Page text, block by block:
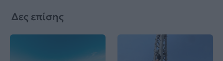
Δες επίσης